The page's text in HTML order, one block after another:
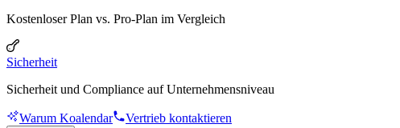
Kostenloser Plan vs. Pro-Plan im Vergleich
Sicherheit
Sicherheit und Compliance auf Unternehmensniveau
Warum Koalendar Vertrieb kontaktieren